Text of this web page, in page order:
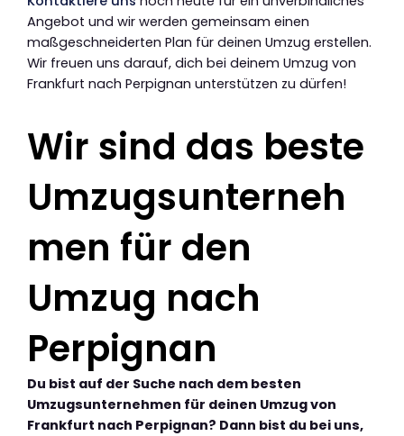
Angebot und wir werden gemeinsam einen
maßgeschneiderten Plan für deinen Umzug erstellen.
Wir freuen uns darauf, dich bei deinem Umzug von
Frankfurt nach Perpignan unterstützen zu dürfen!
Wir sind das beste
Umzugsunterneh
men für den
Umzug nach
Perpignan
Du bist auf der Suche nach dem besten
Umzugsunternehmen für deinen Umzug von
Frankfurt nach Perpignan? Dann bist du bei uns,